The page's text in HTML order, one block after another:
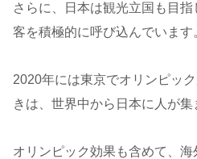
さらに、日本は観光立国も目
客を積極的に呼び込んでいます
2020年には東京でオリンピッ
きは、世界中から日本に人が集
オリンピック効果も含めて、